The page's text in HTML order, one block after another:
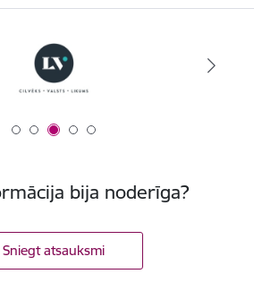
bija noderīga?
Sniegt atsauksmi